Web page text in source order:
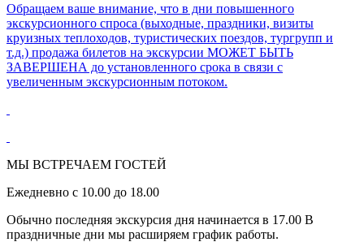
Обращаем ваше внимание, что в дни повышенного
экскурсионного спроса (выходные, праздники, визиты
круизных теплоходов, туристических поездов, тургрупп и
т.д.) продажа билетов на экскурсии МОЖЕТ БЫТЬ
ЗАВЕРШЕНА до установленного срока в связи с
увеличенным экскурсионным потоком.
МЫ ВСТРЕЧАЕМ ГОСТЕЙ
Ежедневно с 10.00 до 18.00
Обычно последняя экскурсия дня начинается в 17.00 В
праздничные дни мы расширяем график работы.